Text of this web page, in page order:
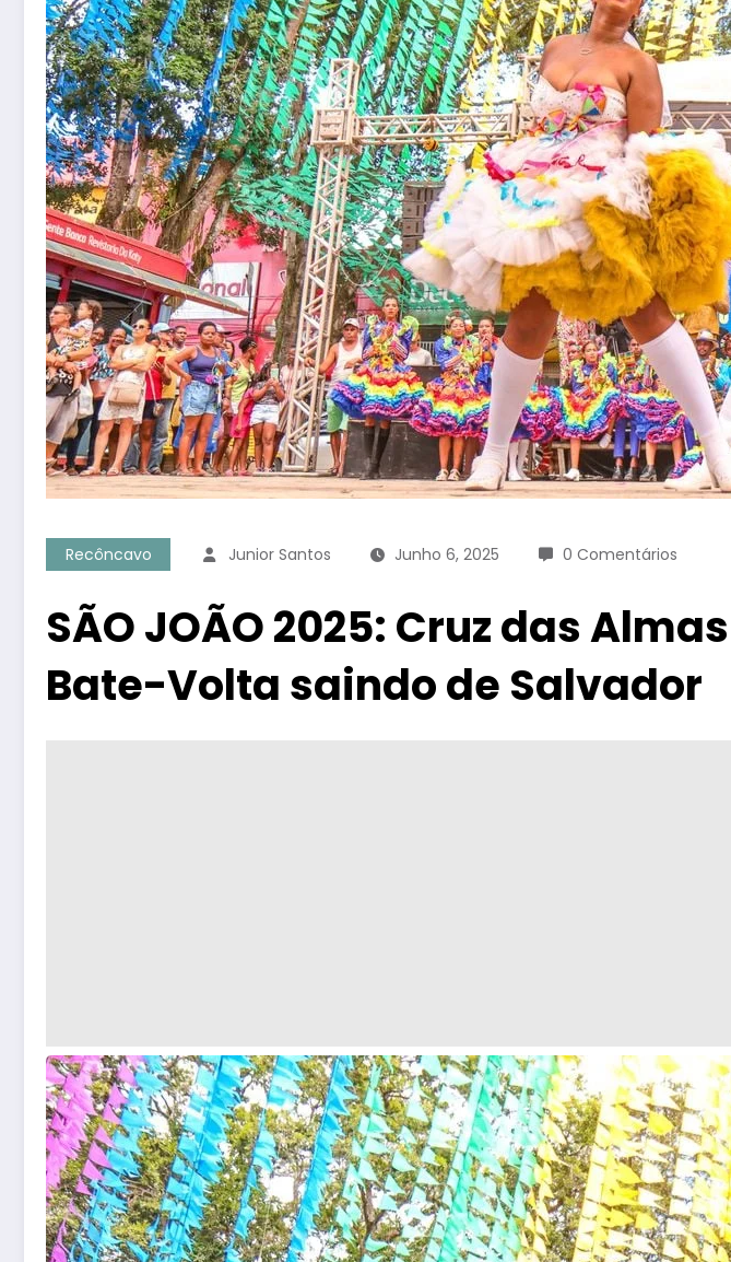
Recôncavo Junior Santos Junho 6, 2025 0 Comentários
SÃO JOÃO 2025: Cruz das
Bate-Volta saindo de Salvador